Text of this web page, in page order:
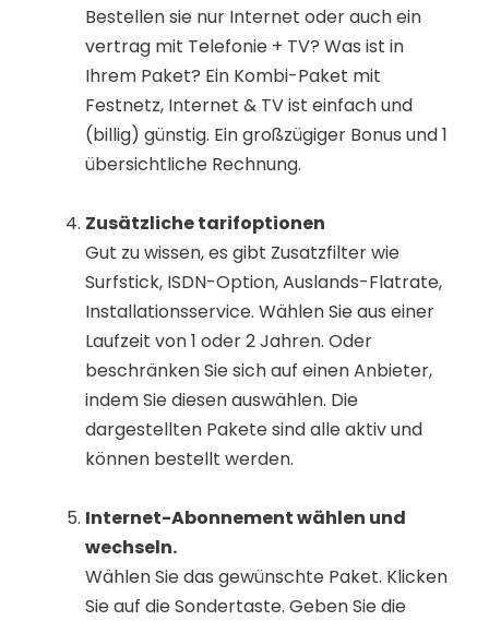
Bestellen sie nur Internet oder auch ein
vertrag mit Telefonie + TV? Was ist in
Ihrem Paket? Ein Kombi-Paket mit
Festnetz, Internet & TV ist einfach und
(billig) günstig. Ein großzügiger Bonus und 1
übersichtliche Rechnung.
Zusätzliche tarifoptionen
Gut zu wissen, es gibt Zusatzfilter wie
Surfstick, ISDN-Option, Auslands-Flatrate,
Installationsservice. Wählen Sie aus einer
Laufzeit von 1 oder 2 Jahren. Oder
beschränken Sie sich auf einen Anbieter,
indem Sie diesen auswählen. Die
dargestellten Pakete sind alle aktiv und
können bestellt werden.
Internet-Abonnement wählen und
wechseln.
Wählen Sie das gewünschte Paket. Klicken
Sie auf die Sondertaste. Geben Sie die